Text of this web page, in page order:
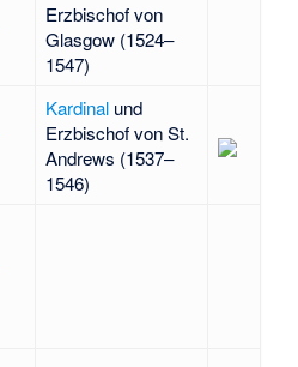
Erzbischof von
Glasgow (1524–
1547)
Kardinalund
Erzbischof von St.
Andrews (1537–
1546)